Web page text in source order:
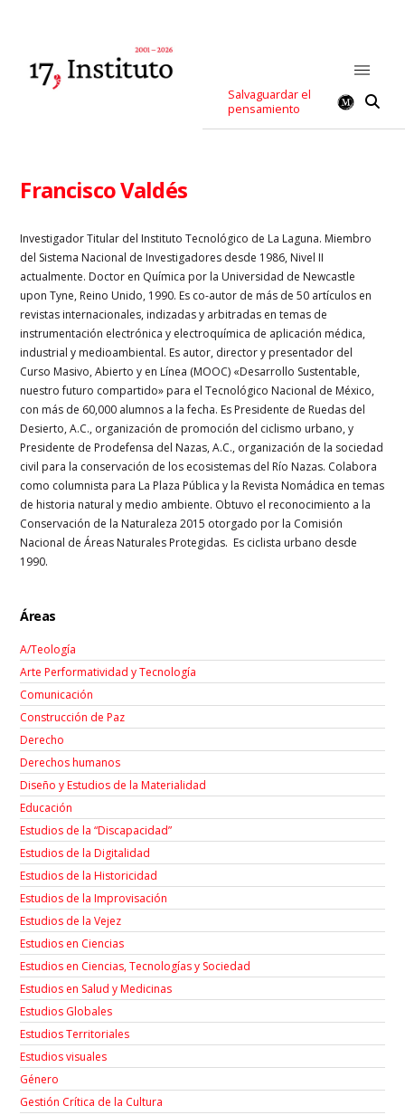
Salvaguardar el
pensamiento
Francisco Valdés
Investigador Titular del Instituto Tecnológico de La Laguna. Miembro
del Sistema Nacional de Investigadores desde 1986, Nivel II
actualmente. Doctor en Química por la Universidad de Newcastle
upon Tyne, Reino Unido, 1990. Es co-autor de más de 50 artículos en
revistas internacionales, indizadas y arbitradas en temas de
instrumentación electrónica y electroquímica de aplicación médica,
industrial y medioambiental. Es autor, director y presentador del
Curso Masivo, Abierto y en Línea (MOOC) «Desarrollo Sustentable,
nuestro futuro compartido» para el Tecnológico Nacional de México,
con más de 60,000 alumnos a la fecha. Es Presidente de Ruedas del
Desierto, A.C., organización de promoción del ciclismo urbano, y
Presidente de Prodefensa del Nazas, A.C., organización de la sociedad
civil para la conservación de los ecosistemas del Río Nazas. Colabora
como columnista para La Plaza Pública y la Revista Nomádica en temas
de historia natural y medio ambiente. Obtuvo el reconocimiento a la
Conservación de la Naturaleza 2015 otorgado por la Comisión
Nacional de Áreas Naturales Protegidas. Es ciclista urbano desde
1990.
Áreas
A/Teología
Arte Performatividad y Tecnología
Comunicación
Construcción de Paz
Derecho
Derechos humanos
Diseño y Estudios de la Materialidad
Educación
Estudios de la “Discapacidad”
Estudios de la Digitalidad
Estudios de la Historicidad
Estudios de la Improvisación
Estudios de la Vejez
Estudios en Ciencias
Estudios en Ciencias, Tecnologías y Sociedad
Estudios en Salud y Medicinas
Estudios Globales
Estudios Territoriales
Estudios visuales
Género
Gestión Crítica de la Cultura